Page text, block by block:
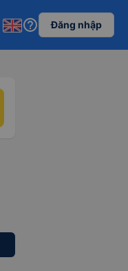
help_outline Đăng nhập